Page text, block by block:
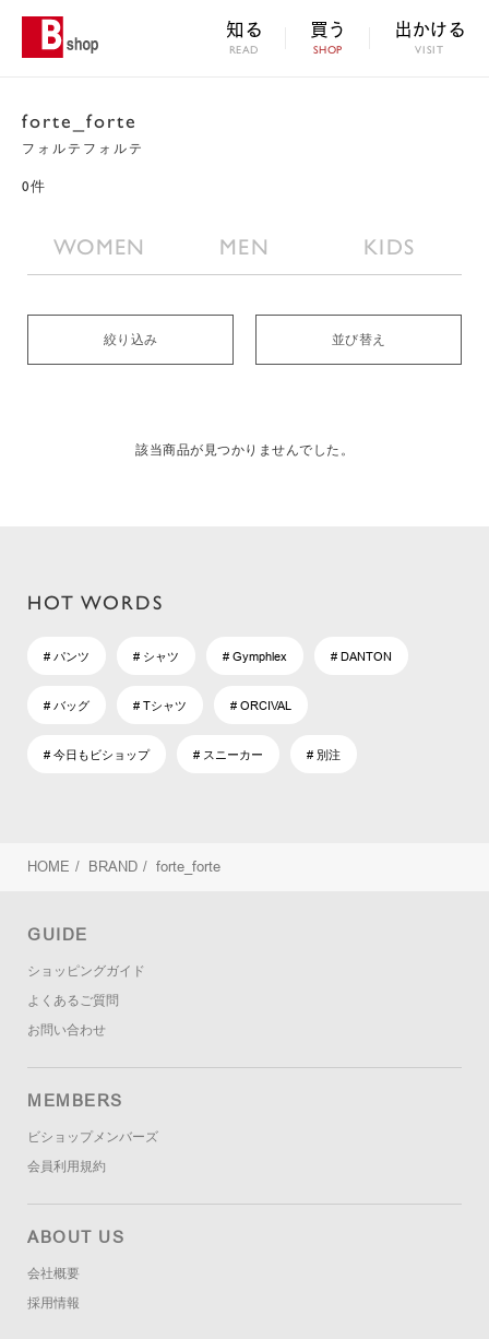
知る
READ
買う
SHOP
出かける
VISIT
forte_forte
フォルテフォルテ
0件
WOMEN MEN KIDS
絞り込み 並び替え
該当商品が見つかりませんでした。
HOT WORDS
# パンツ # シャツ # Gymphlex # DANTON
# バッグ # Tシャツ # ORCIVAL
# 今日もビショップ # スニーカー # 別注
HOME / BRAND / forte_forte
GUIDE
ショッピングガイド
よくあるご質問
お問い合わせ
MEMBERS
ビショップメンバーズ
会員利用規約
ABOUT US
会社概要
採用情報